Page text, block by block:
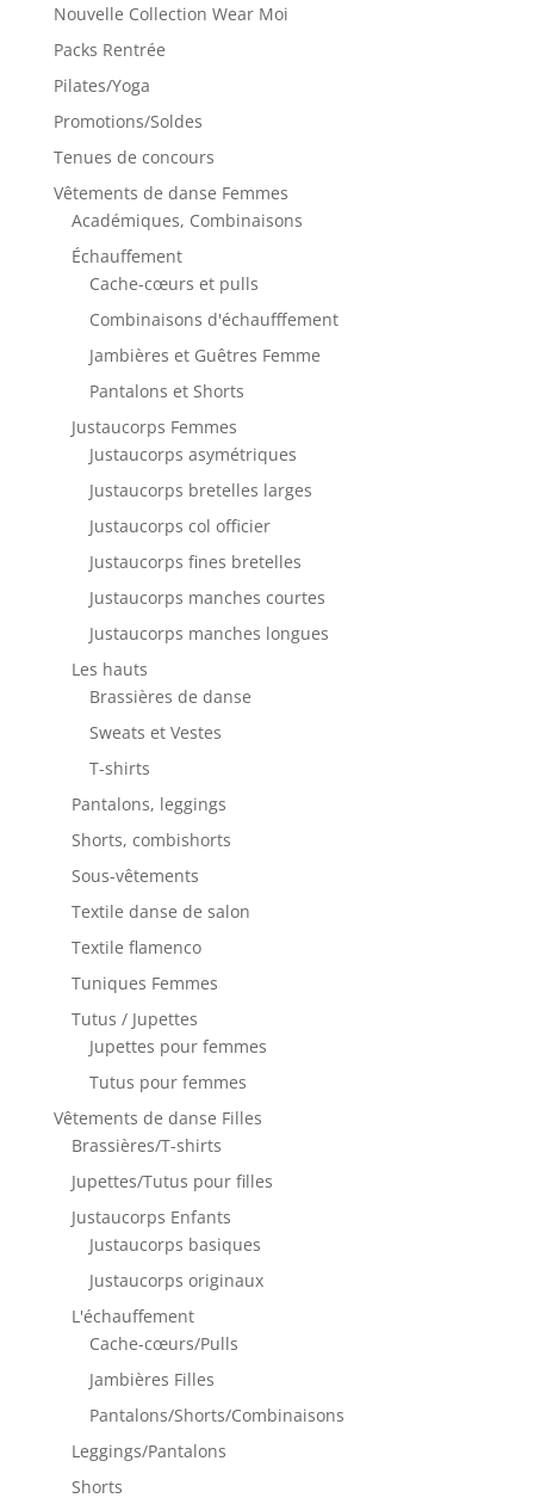
Nouvelle Collection Wear Moi
Packs Rentrée
Pilates/Yoga
Promotions/Soldes
Tenues de concours
Vêtements de danse Femmes
Académiques, Combinaisons
Échauffement
Cache-cœurs et pulls
Combinaisons d'échaufffement
Jambières et Guêtres Femme
Pantalons et Shorts
Justaucorps Femmes
Justaucorps asymétriques
Justaucorps bretelles larges
Justaucorps col officier
Justaucorps fines bretelles
Justaucorps manches courtes
Justaucorps manches longues
Les hauts
Brassières de danse
Sweats et Vestes
T-shirts
Pantalons, leggings
Shorts, combishorts
Sous-vêtements
Textile danse de salon
Textile flamenco
Tuniques Femmes
Tutus / Jupettes
Jupettes pour femmes
Tutus pour femmes
Vêtements de danse Filles
Brassières/T-shirts
Jupettes/Tutus pour filles
Justaucorps Enfants
Justaucorps basiques
Justaucorps originaux
L'échauffement
Cache-cœurs/Pulls
Jambières Filles
Pantalons/Shorts/Combinaisons
Leggings/Pantalons
Shorts